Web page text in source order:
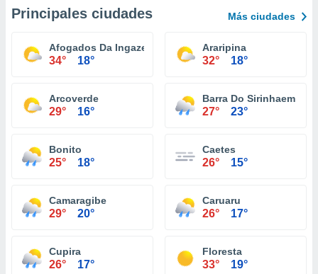
Principales ciudades Más ciudades
Afogados Da Ingazeira
34° 18°
Araripina
32° 18°
Arcoverde
29° 16°
Barra Do Sirinhaem
27° 23°
Bonito
25° 18°
Caetes
26° 15°
Camaragibe
29° 20°
Caruaru
26° 17°
Cupira
26° 17°
Floresta
33° 19°